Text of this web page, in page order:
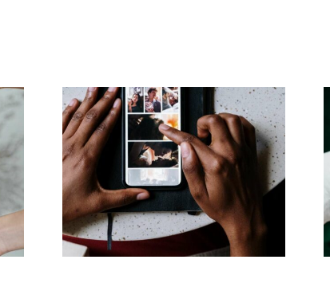
Die besten Apps zur
Animation von Fotos
für ansprechende
Facebook-Beiträge